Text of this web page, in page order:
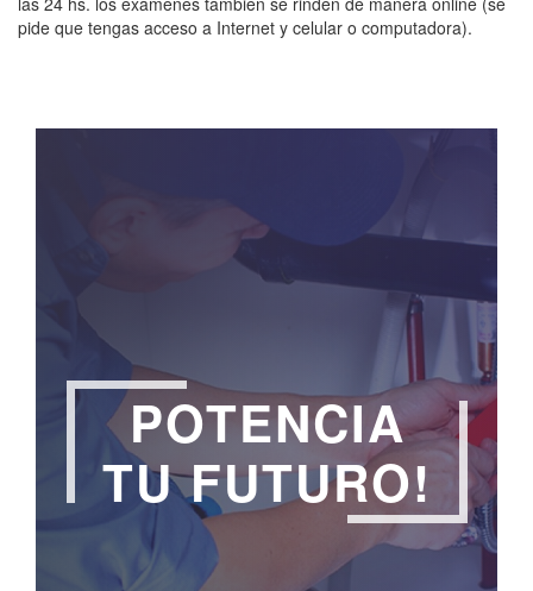
pide que tengas acceso a Internet y celular o computadora).
POTENCIA
TU FUTURO!